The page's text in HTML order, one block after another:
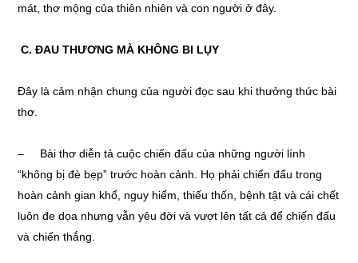
mát, thơ mộng của thiên nhiên và con người ở đây.
C. ĐAU THƯƠNG MÀ KHÔNG BI LỤY
Đây là cảm nhận chung của người đọc sau khi thưởng thức bài
thơ.
– Bài thơ diễn tả cuộc chiến đấu của những người lính
“không bị đè bẹp” trước hoàn cảnh. Họ phải chiến đấu trong
hoàn cảnh gian khổ, nguy hiểm, thiếu thốn, bệnh tật và cái chết
luôn đe dọa nhưng vẫn yêu đời và vượt lên tất cả để chiến đấu
và chiến thắng.